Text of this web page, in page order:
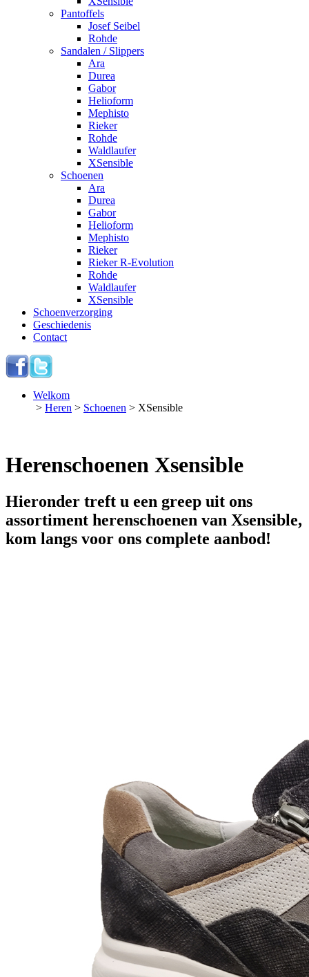
Pantoffels
Josef Seibel
Rohde
Sandalen / Slippers
Ara
Durea
Gabor
Helioform
Mephisto
Rieker
Rohde
Waldlaufer
XSensible
Schoenen
Ara
Durea
Gabor
Helioform
Mephisto
Rieker
Rieker R-Evolution
Rohde
Waldlaufer
XSensible
Schoenverzorging
Geschiedenis
Contact
Welkom
> Heren > Schoenen > XSensible
Herenschoenen Xsensible
Hieronder treft u een greep uit ons
assortiment herenschoenen van Xsensible,
kom langs voor ons complete aanbod!